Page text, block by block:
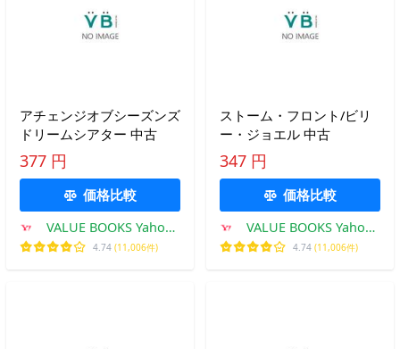
アチェンジオブシーズンズ
ドリームシアター 中古
377 円
価格比較
VALUE BOOKS Yahoo!
店
4.74 (11,006件)
ストーム・フロント/ビリ
ー・ジョエル 中古
347 円
価格比較
VALUE BOOKS Yahoo!
店
4.74 (11,006件)